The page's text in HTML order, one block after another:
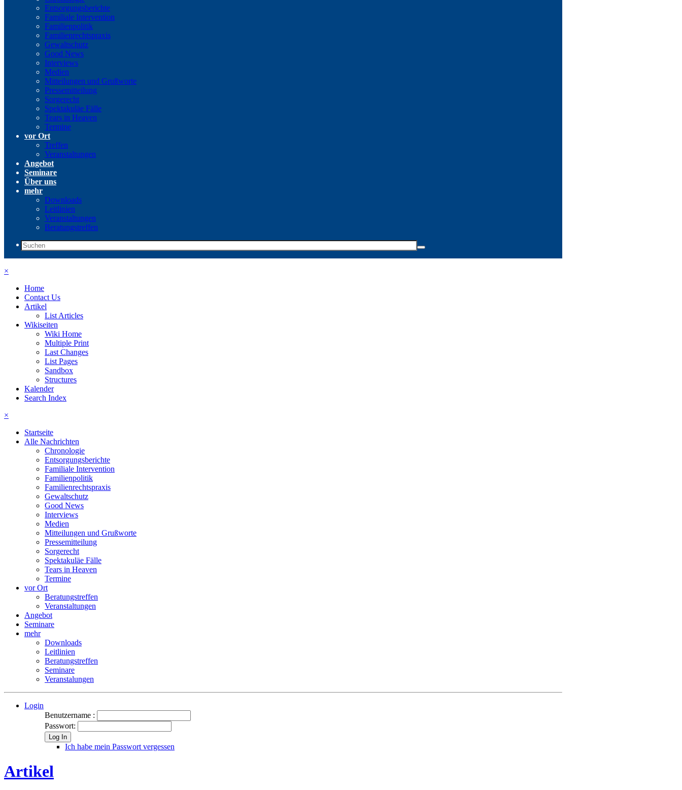
Entsorgungsberichte
Familiale Intervention
Familienpolitik
Familienrechtspraxis
Gewaltschutz
Good News
Interviews
Medien
Mitteilungen und Grußworte
Pressemitteilung
Sorgerecht
Spektakuläe Fälle
Tears in Heaven
Termine
vor Ort
Treffen
Veranstaltungen
Angebot
Seminare
Über uns
mehr
Downloads
Leitlinien
Veranstaltungen
Beratungstreffen
×
Home
Contact Us
Artikel
List Articles
Wikiseiten
Wiki Home
Multiple Print
Last Changes
List Pages
Sandbox
Structures
Kalender
Search Index
×
Startseite
Alle Nachrichten
Chronologie
Entsorgungsberichte
Familiale Intervention
Familienpolitik
Familienrechtspraxis
Gewaltschutz
Good News
Interviews
Medien
Mitteilungen und Grußworte
Pressemitteilung
Sorgerecht
Spektakuläe Fälle
Tears in Heaven
Termine
vor Ort
Beratungstreffen
Veranstaltungen
Angebot
Seminare
mehr
Downloads
Leitlinien
Beratungstreffen
Seminare
Veranstalungen
Login
Benutzername :
Passwort:
Log In
Ich habe mein Passwort vergessen
Artikel